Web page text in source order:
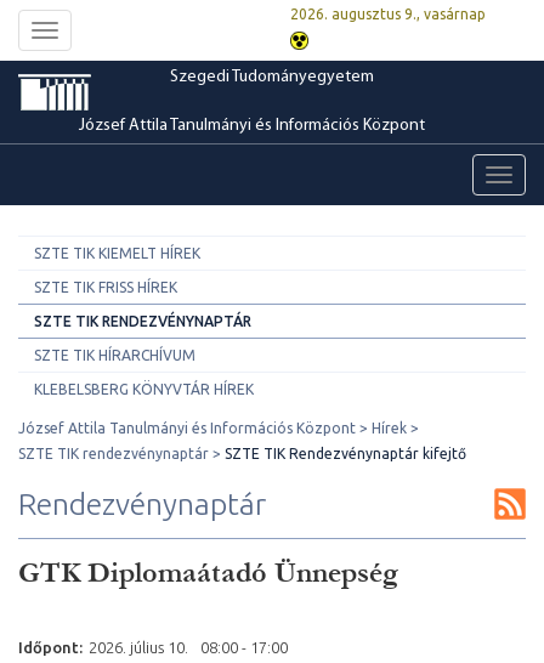
Toggle
navigation
2026. augusztus 9., vasárnap
Szegedi Tudományegyetem
József Attila Tanulmányi és Információs Központ
SZTE TIK KIEMELT HÍREK
SZTE TIK FRISS HÍREK
SZTE TIK RENDEZVÉNYNAPTÁR
SZTE TIK HÍRARCHÍVUM
KLEBELSBERG KÖNYVTÁR HÍREK
József Attila Tanulmányi és Információs Központ
Hírek
SZTE TIK rendezvénynaptár
SZTE TIK Rendezvénynaptár kifejtő
Rendezvénynaptár
GTK Diplomaátadó Ünnepség
Időpont: 2026. július 10.
08:00 - 17:00